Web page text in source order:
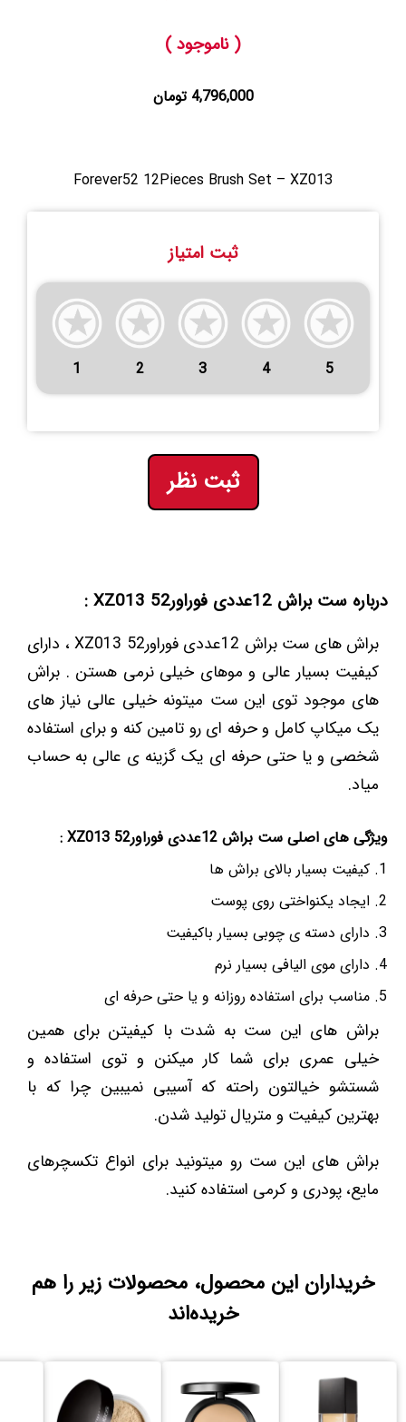
( ناموجود )
4,796,000 تومان
Forever52 12Pieces Brush Set – XZ013
ثبت امتیاز
1 2 3 4 5
ثبت نظر
درباره ست براش 12عددی فوراور52 XZ013 :
براش های ست براش 12عددی فوراور52 XZ013 ، دارای
کیفیت بسیار عالی و موهای خیلی نرمی هستن . براش
های موجود توی این ست میتونه خیلی عالی نیاز های
یک میکاپ کامل و حرفه ای رو تامین کنه و برای استفاده
شخصی و یا حتی حرفه ای یک گزینه ی عالی به حساب
میاد.
ویژگی های اصلی ست براش 12عددی فوراور52 XZ013 :
کیفیت بسیار بالای براش ها
ایجاد یکنواختی روی پوست
دارای دسته ی چوبی بسیار باکیفیت
دارای موی الیافی بسیار نرم
مناسب برای استفاده روزانه و یا حتی حرفه ای
براش های این ست به شدت با کیفیتن برای همین
خیلی عمری برای شما کار میکنن و توی استفاده و
شستشو خیالتون راحته که آسیبی نمیبین چرا که با
بهترین کیفیت و متریال تولید شدن.
براش های این ست رو میتونید برای انواع تکسچرهای
مایع، پودری و کرمی استفاده کنید.
خریداران این محصول، محصولات زیر را هم
خریده‌اند